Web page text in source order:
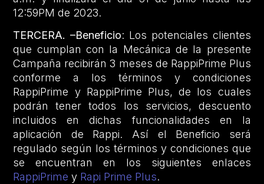
12:59PM de 2023.
TERCERA. –Beneficio: Los potenciales clientes
que cumplan con la Mecánica de la presente
Campaña recibirán 3 meses de RappiPrime Plus
conforme a los términos y condiciones
RappiPrime y RappiPrime Plus, de los cuales
podrán tener todos los servicios, descuento
incluidos en dichas funcionalidades en la
aplicación de Rappi. Así el Beneficio será
regulado según los términos y condiciones que
se encuentran en los siguientes enlaces
RappiPrimey Rapi Prime Plus.